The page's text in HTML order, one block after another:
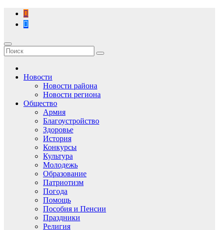
Перейти
содержимому
Новости
Новости района
Новости региона
Общество
Армия
Благоустройство
Здоровье
История
Конкурсы
Культура
Молодежь
Образование
Патриотизм
Погода
Помощь
Пособия и Пенсии
Праздники
Религия